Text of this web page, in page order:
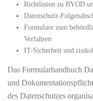
Richtlinien zu BYOD
Datenschutz-
Formulare zum
Verfahren
IT-Sicherheit und
Das Formularhandbuch
und
des Datenschutzes